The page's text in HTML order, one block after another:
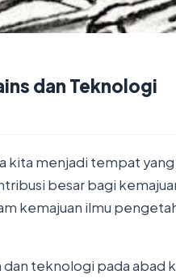
dan Teknologi
menjadi tempat
besar bagi
kemajuan ilmu
teknologi pada abad